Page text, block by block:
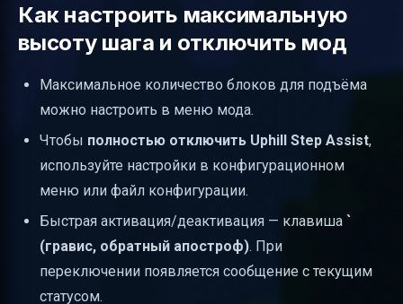
Как настроить максимальную
высоту шага и отключить мод
Максимальное количество блоков для подъёма
можно настроить в меню мода.
Чтобы полностью отключить Uphill Step Assist,
используйте настройки в конфигурационном
меню или файл конфигурации.
Быстрая активация/деактивация — клавиша `
(гравис, обратный апостроф). При
переключении появляется сообщение с текущим
статусом.